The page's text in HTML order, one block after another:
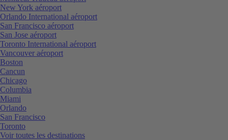
New York aéroport
Orlando International aéroport
San Francisco aéroport
San Jose aéroport
Toronto International aéroport
Vancouver aéroport
Boston
Cancun
Chicago
Columbia
Miami
Orlando
San Francisco
Toronto
Voir toutes les destinations